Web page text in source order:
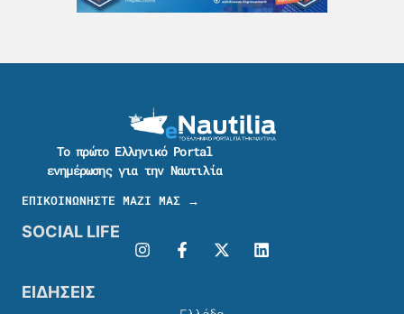
Το πρώτο Ελληνικό Portal
ενημέρωσης για την Ναυτιλία
ΕΠΙΚΟΙΝΩΝΗΣΤΕ ΜΑΖΙ ΜΑΣ →
SOCIAL LIFE
ΕΙΔΗΣΕΙΣ